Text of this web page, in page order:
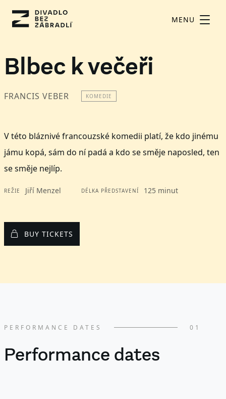
MENU
Blbec k večeři
FRANCIS VEBER KOMEDIE
V této bláznivé francouzské komedii platí, že kdo jinému
jámu kopá, sám do ní padá a kdo se směje naposled, ten
se směje nejlíp.
REŽIE Jiří Menzel DÉLKA PŘEDSTAVENÍ 125 minut
BUY TICKETS
Performance dates
PERFORMANCE DATES 01